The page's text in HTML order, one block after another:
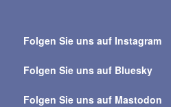
alle
Folgen Sie uns auf Instagram
Folgen Sie uns auf Bluesky
Folgen Sie uns auf Mastodon